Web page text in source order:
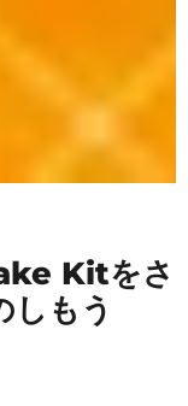
Kitをさ
しもう